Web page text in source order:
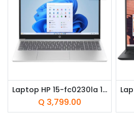
Laptop HP 15-fc0230la 15.6" AMD Ryzen 3 7320U 8GB RAM 512GB SSD AMD Radeon W11 Home Azul Teclado Español
Q 3,799.00